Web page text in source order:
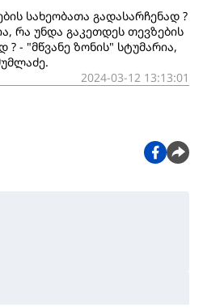
სახეობათა გადასარჩენად ?
რა უნდა გაკეთდეს თევზების
? - "მწვანე ზონის" სტუმარია,
2024-03-12 13:13:01